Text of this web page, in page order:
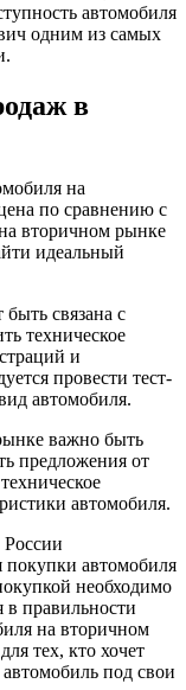
автомобиля
одним из самых
в
на
по сравнению с
вторичном рынке
идеальный
связана с
техническое
и
провести тест-
автомобиля.
важно быть
предложения от
автомобиля.
покупки автомобиля
необходимо
в правильности
на вторичном
тех, кто хочет
под свои